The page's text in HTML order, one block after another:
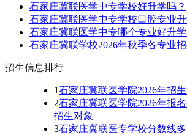
石家庄冀联医学中专学校好升学吗？
石家庄冀联医学中专学校口腔专业
石家庄冀联医学中专哪个专业好升学
石家庄冀联学校2026年秋季各专业
招生信息排行
1石家庄冀联医学院2026年招
2石家庄冀联医学院2026年报
招生对象
3石家庄冀联医专学校分数线